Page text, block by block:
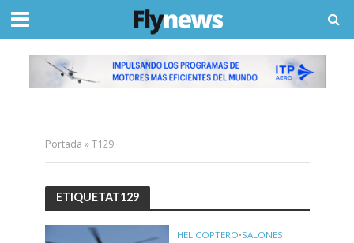
Portada »T129
ETIQUETAT129
HELICOPTERO•SALONES